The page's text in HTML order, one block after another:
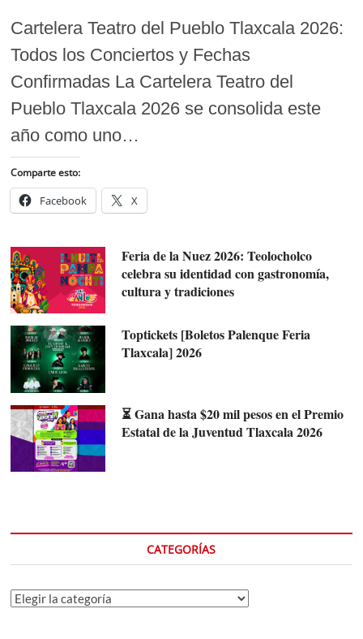
Cartelera Teatro del Pueblo Tlaxcala 2026:
Todos los Conciertos y Fechas
Confirmadas La Cartelera Teatro del
Pueblo Tlaxcala 2026 se consolida este
año como uno…
Comparte esto:
Facebook X
Feria de la Nuez 2026: Teolocholco
celebra su identidad con gastronomía,
cultura y tradiciones
Toptickets [Boletos Palenque Feria
Tlaxcala] 2026
⏳ Gana hasta $20 mil pesos en el Premio
Estatal de la Juventud Tlaxcala 2026
CATEGORÍAS
Categorías